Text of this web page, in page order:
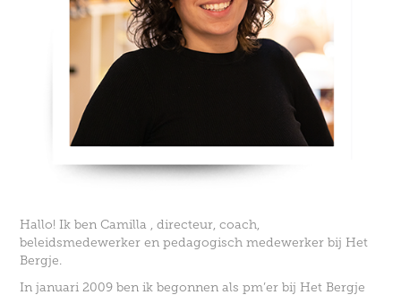
Hallo! Ik ben Camilla , directeur, coach,
beleidsmedewerker en pedagogisch medewerker bij Het
Bergje.
In januari 2009 ben ik begonnen als pm’er bij Het Bergje